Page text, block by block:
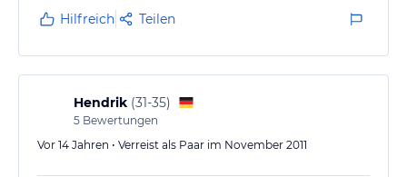
Straße,
war sehr klein ohne genügend Stauraum und die
Sauberkeit war auch nicht gerade die Beste. Was aber
gar nicht ging waren die geschätzten 300 Moskitos
im Zimmer.
Selbst unter dem Netz warteten schon ca. 150 auf
ihr…
Hilfreich Teilen
Hendrik (31-35)
5 Bewertungen
Vor 14 Jahren • Verreist als Paar im November 2011